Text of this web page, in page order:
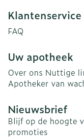
Klantenservice
FAQ
Uw apotheek
Over ons Nuttige
Apotheker van
Nieuwsbrief
Blijf op de hoogte
promoties